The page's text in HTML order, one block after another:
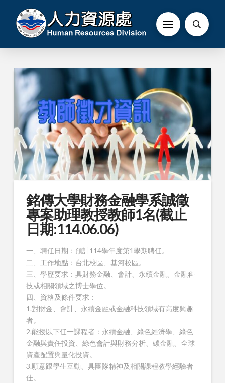
銘傳大學財務金融學系誠徵
專案助理教授教師1名(截止
日期:114.06.06)
一、聘任日期：預計114學年度第1學期聘任。
二、工作地點：台北校區、基河校區。
三、學歷要求：具財務金融、會計、永續金融、金融科
技或相關領域之博士學位。
四、資格及條件要求：
1.對財金、會計、永續金融或金融科技領域有高度興趣
者。
2.能授以下任一課程者：永續金融、綠色經濟學、綠色
金融與責任投資、綠色會計與財務分析、碳金融、全球
資產配置與量化投資。
3.願意跟學生互動、具團隊精神及相關課程教學經驗者
佳。